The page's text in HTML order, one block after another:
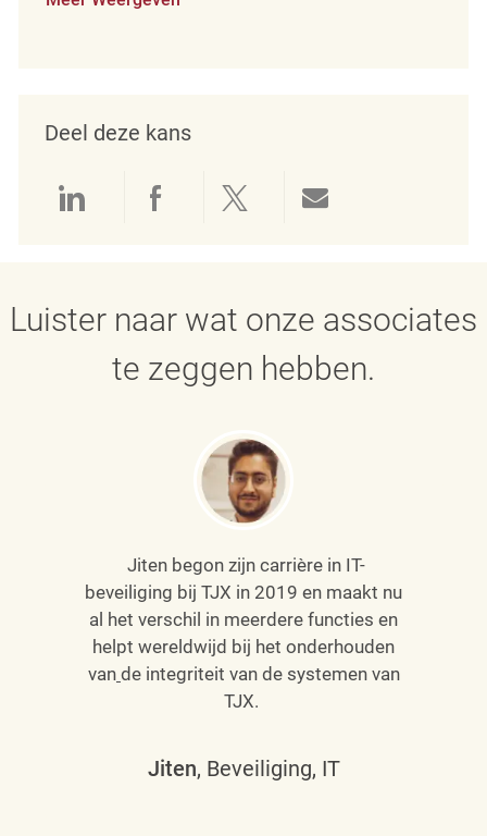
Deel deze kans
Delen via LinkedIn
Delen via Facebook
Delen via twitter
Luister naar wat onze associates
te zeggen hebben.
Jiten begon zijn carrière in IT-
beveiliging bij TJX in 2019 en maakt nu
al het verschil in meerdere functies en
helpt wereldwijd bij het onderhouden
van de integriteit van de systemen van
TJX.
Jiten, Beveiliging, IT